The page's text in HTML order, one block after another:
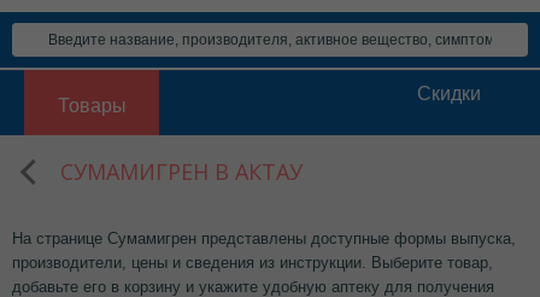
Товары
Скидки
СУМАМИГРЕН В АКТАУ
На странице Сумамигрен представлены доступные формы выпуска,
производители, цены и сведения из инструкции. Выберите товар,
добавьте его в корзину и укажите удобную аптеку для получения